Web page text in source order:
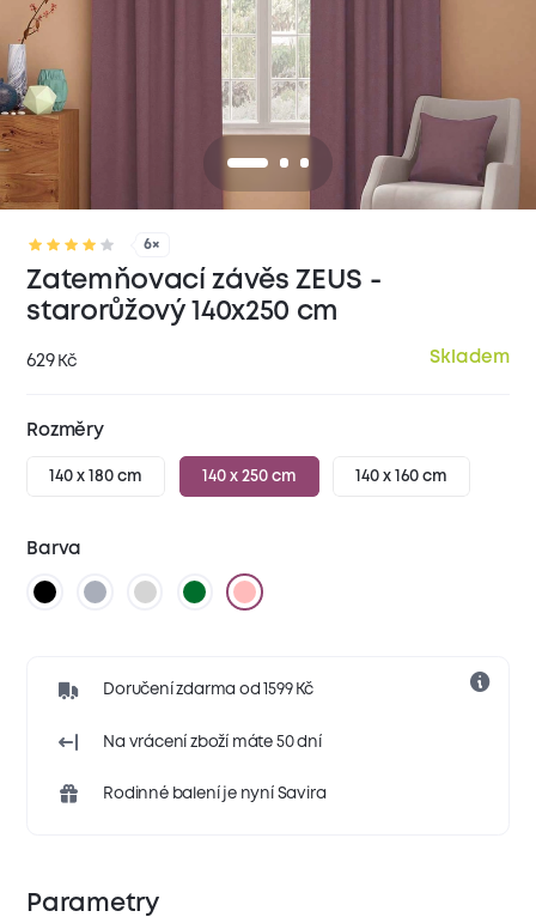
6×
Zatemňovací závěs ZEUS -
starorůžový 140x250 cm
629 Kč Skladem
Rozměry
140 x 180 cm 140 x 250 cm 140 x 160 cm
Barva
Doručení zdarma od 1599 Kč
Na vrácení zboží máte 50 dní
Rodinné balení je nyní Savira
Parametry